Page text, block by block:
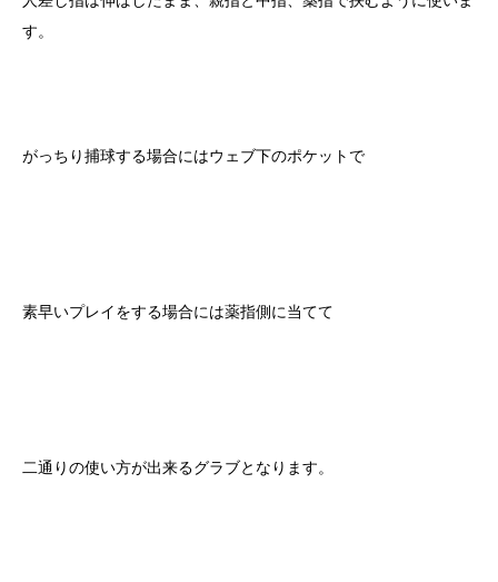
す。
がっちり捕球する場合にはウェブ下のポケットで
素早いプレイをする場合には薬指側に当てて
二通りの使い方が出来るグラブとなります。